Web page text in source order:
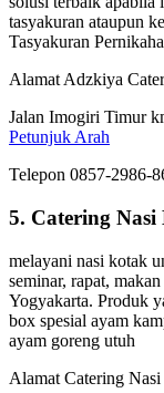
tasyakuran ataupun
Tasyakuran
Alamat Adzkiya
Jalan Imogiri Timur
Petunjuk Arah
Telepon 0857-2986-
5. Catering
melayani nasi kotak
seminar, rapat,
Yogyakarta. Produk
box spesial ayam
ayam goreng utuh
Alamat Catering